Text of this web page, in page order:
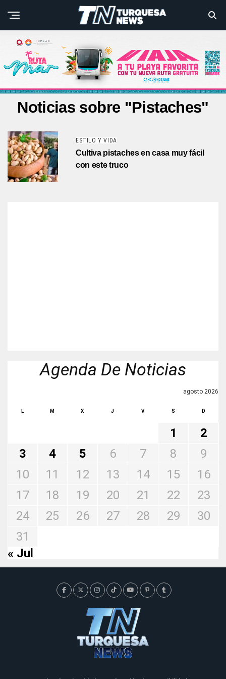
Noticias sobre "Pistaches"
ESTILO Y VIDA
Cultiva pistaches en casa muy fácil
con este truco
Agenda De Noticias
agosto 2026
L M X J V S D
1
2
3
4 5 6 7 8
9
10
11 12 13 14 15
16
17
18 19 20 21 22
23
24
25 26 27 28 29
30
31
« Jul